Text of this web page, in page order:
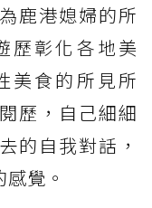
鹿港媳婦的所
歷彰化各地美
美食的所見所
歷，自己細細
的自我對話，
覺。